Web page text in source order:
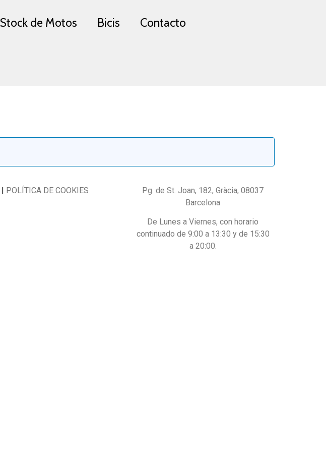
Stock de Motos Bicis Contacto
| POLÍTICA DE COOKIES
Pg. de St. Joan, 182, Gràcia, 08037
Barcelona
De Lunes a Viernes, con horario
continuado de 9:00 a 13:30 y de 15:30
a 20:00.